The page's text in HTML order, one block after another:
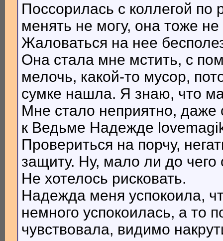
Поссорилась с коллегой по
менять не могу, она тоже
Жаловаться на нее
Она стала мне мстить, с
мелочь, какой-то мусор,
сумке нашла. Я знаю, что
Мне стало неприятно, даже
к Ведьме Надежде
Провериться на порчу,
защиту. Ну, мало ли до чего
Не хотелось рисковать.
Надежда меня успокоила,
немного успокоилась, а то
чувствовала, видимо